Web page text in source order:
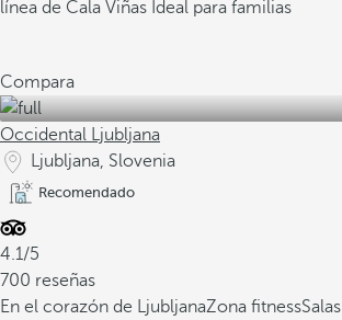
línea de Cala Viñas Ideal para familias
Compara
Occidental Ljubljana
Ljubljana, Slovenia
Recomendado
4.1/5
700 reseñas
En el corazón de LjubljanaZona fitnessSalas